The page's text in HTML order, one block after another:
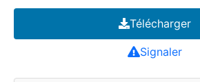
Télécharger
Signaler